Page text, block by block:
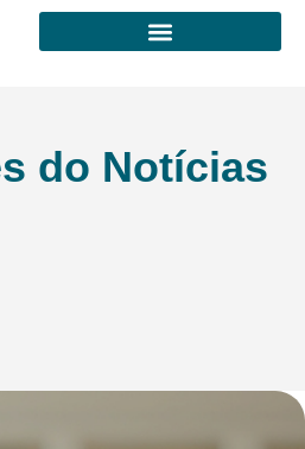
do Notícias